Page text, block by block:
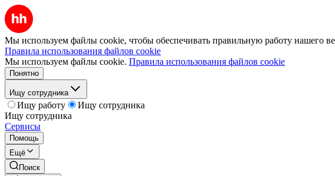
Мы используем файлы cookie, чтобы обеспечивать правильную работу нашего
Правила использования файлов cookie
Мы используем файлы cookie. Правила использования файлов cookie
Понятно
Ищу сотрудника
Ищу работу
Ищу сотрудника
Ищу сотрудника
Сервисы
Помощь
Ещё
Поиск